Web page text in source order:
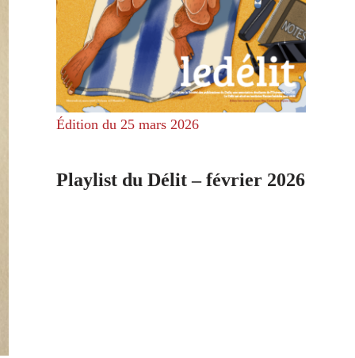
Édition du 25 mars 2026
Playlist du Délit – février 2026